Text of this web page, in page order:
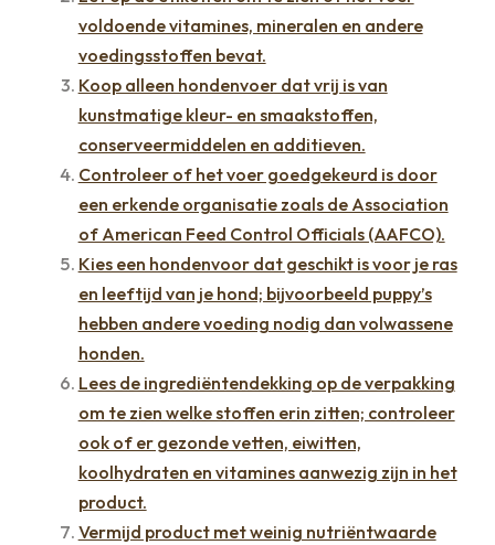
voldoende vitamines, mineralen en andere
voedingsstoffen bevat.
Koop alleen hondenvoer dat vrij is van
kunstmatige kleur- en smaakstoffen,
conserveermiddelen en additieven.
Controleer of het voer goedgekeurd is door
een erkende organisatie zoals de Association
of American Feed Control Officials (AAFCO).
Kies een hondenvoor dat geschikt is voor je ras
en leeftijd van je hond; bijvoorbeeld puppy’s
hebben andere voeding nodig dan volwassene
honden.
Lees de ingrediëntendekking op de verpakking
om te zien welke stoffen erin zitten; controleer
ook of er gezonde vetten, eiwitten,
koolhydraten en vitamines aanwezig zijn in het
product.
Vermijd product met weinig nutriëntwaarde